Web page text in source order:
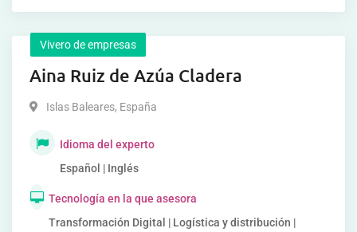
Vivero de empresas
Aina Ruiz de Azúa Cladera
Islas Baleares, España
Idioma del experto
Español | Inglés
Tecnología en la que asesora
Transformación Digital | Logística y distribución |